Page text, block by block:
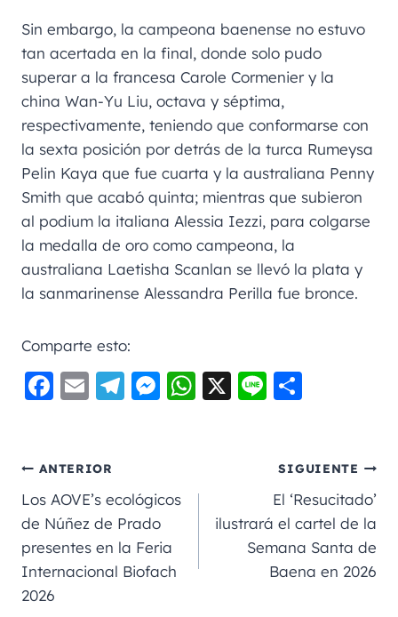
Sin embargo, la campeona baenense no estuvo
tan acertada en la final, donde solo pudo
superar a la francesa Carole Cormenier y la
china Wan-Yu Liu, octava y séptima,
respectivamente, teniendo que conformarse con
la sexta posición por detrás de la turca Rumeysa
Pelin Kaya que fue cuarta y la australiana Penny
Smith que acabó quinta; mientras que subieron
al podium la italiana Alessia Iezzi, para colgarse
la medalla de oro como campeona, la
australiana Laetisha Scanlan se llevó la plata y
la sanmarinense Alessandra Perilla fue bronce.
Comparte esto:
F
e
b
o
o
k
E
l
Te
m
M
n
g
er
W
A
X
Li
p
a
rt
ir
ANTERIOR
Los AOVE’s ecológicos
de Núñez de Prado
presentes en la Feria
Internacional Biofach
2026
SIGUIENTE
El ‘Resucitado’
ilustrará el cartel de la
Semana Santa de
Baena en 2026